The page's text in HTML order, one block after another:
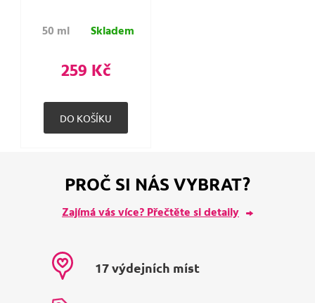
50 ml Skladem
259 Kč
PROČ SI NÁS VYBRAT?
Zajímá vás více? Přečtěte si detaily
17 výdejních míst